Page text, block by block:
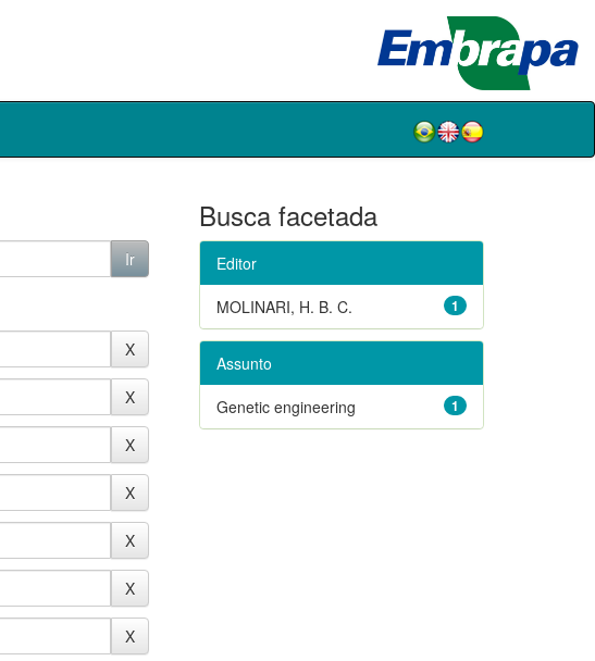
Busca facetada
Editor
1
MOLINARI, H. B. C.
Assunto
1
Genetic engineering